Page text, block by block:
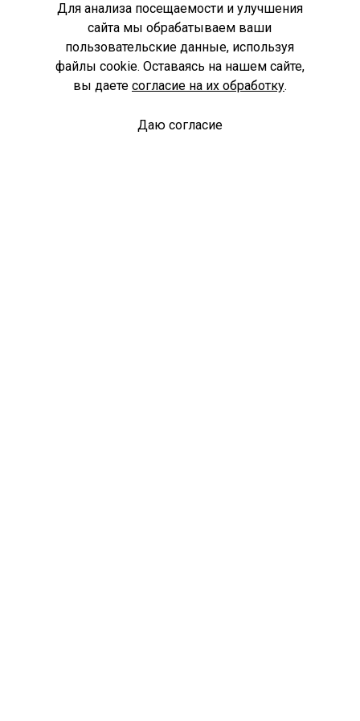
Для анализа посещаемости и улучшения
сайта мы обрабатываем ваши
пользовательские данные, используя
файлы cookie. Оставаясь на нашем сайте,
вы даете согласие на их обработку.
Даю согласие